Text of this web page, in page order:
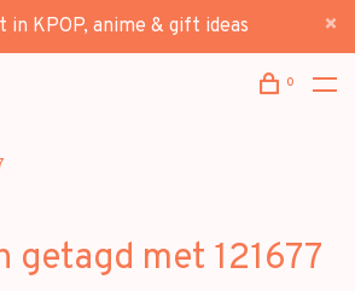
in KPOP, anime & gift ideas
0
getagd met 121677